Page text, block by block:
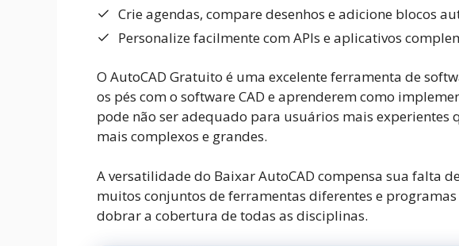
Crie agendas, compare desenhos e adicione blocos
Personalize facilmente com APIs e aplicativos
O AutoCAD Gratuito é uma excelente ferramenta de
os pés com o software CAD e aprenderem como
pode não ser adequado para usuários mais experientes
mais complexos e grandes.
A versatilidade do Baixar AutoCAD compensa sua falta
muitos conjuntos de ferramentas diferentes e
dobrar a cobertura de todas as disciplinas.